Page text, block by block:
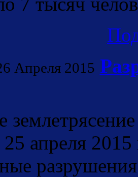
Апреля 2015
апреля 2015